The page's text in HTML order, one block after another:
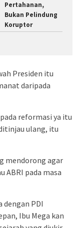
Pertahanan,
Bukan Pelindung
Koruptor
Presiden itu
daripada
reformasi ya itu
ulang, itu
mendorong agar
ABRI pada masa
dengan PDI
Ibu Mega kan